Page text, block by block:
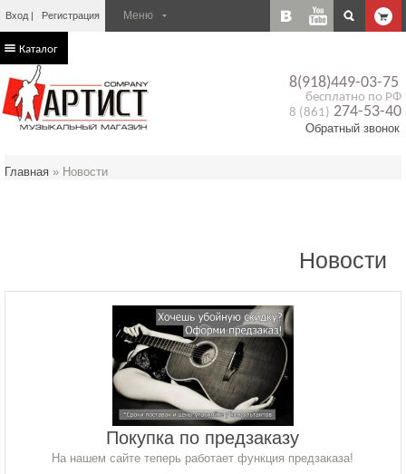
Вход Регистрация
8(918)449-03-75
бесплатно по РФ
8 (861) 274-53-40
Обратный звонок
Каталог
Главная » Новости
Новости
Покупка по предзаказу
На нашем сайте теперь работает функция предзаказа!